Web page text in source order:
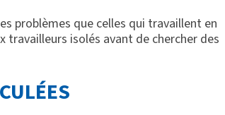
problèmes que celles qui travaillent en
travailleurs isolés avant de chercher des